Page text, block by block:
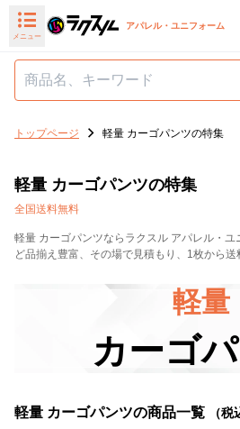
メニュー
アパレル・ユニフォーム
トップページ 軽量 カーゴパンツの特集
軽量 カーゴパンツの特集
全国送料無料
軽量 カーゴパンツならラクスル アパレル・
ど品揃え豊富、その場で見積もり、1枚から送
軽量
カーゴ
軽量 カーゴパンツの商品一覧 （税